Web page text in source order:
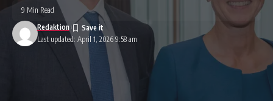
Last updated: April 1, 2026 9:58 am
Redaktion
9 Min Read